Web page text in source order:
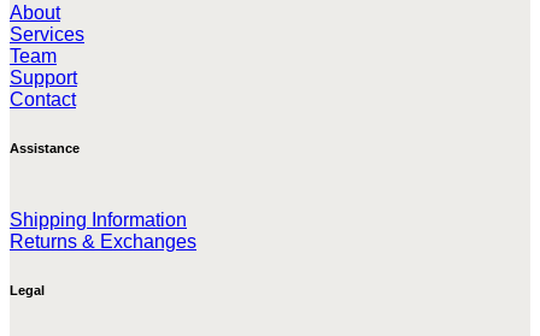
About
Services
Team
Support
Contact
Assistance
Shipping Information
Returns & Exchanges
Legal